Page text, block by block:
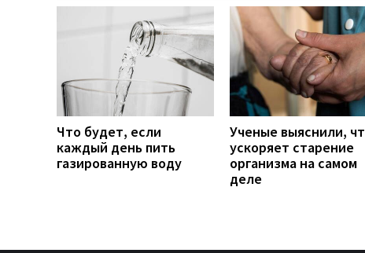
Что будет, если
каждый день пить
газированную воду
Ученые выяснили,
ускоряет старение
организма на самом
деле